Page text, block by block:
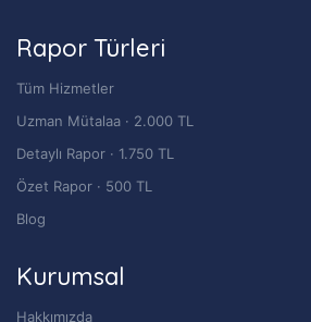
Rapor Türleri
Tüm Hizmetler
Uzman Mütalaa · 2.000 TL
Detaylı Rapor · 1.750 TL
Özet Rapor · 500 TL
Blog
Kurumsal
Hakkımızda